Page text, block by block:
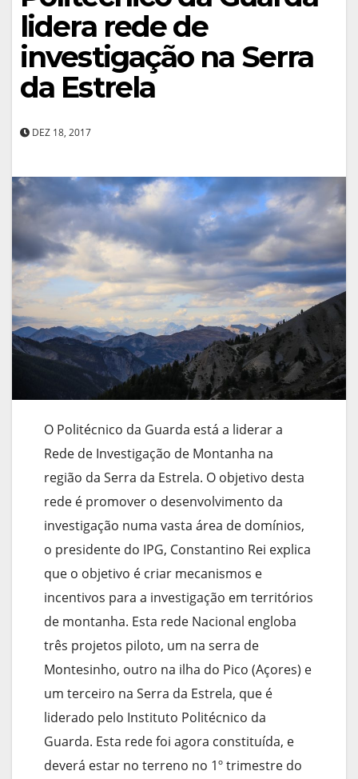
lidera rede de
investigação na Serra
da Estrela
DEZ 18, 2017
O Politécnico da Guarda está a liderar a
Rede de Investigação de Montanha na
região da Serra da Estrela. O objetivo desta
rede é promover o desenvolvimento da
investigação numa vasta área de domínios,
o presidente do IPG, Constantino Rei explica
que o objetivo é criar mecanismos e
incentivos para a investigação em territórios
de montanha. Esta rede Nacional engloba
três projetos piloto, um na serra de
Montesinho, outro na ilha do Pico (Açores) e
um terceiro na Serra da Estrela, que é
liderado pelo Instituto Politécnico da
Guarda. Esta rede foi agora constituída, e
deverá estar no terreno no 1º trimestre do